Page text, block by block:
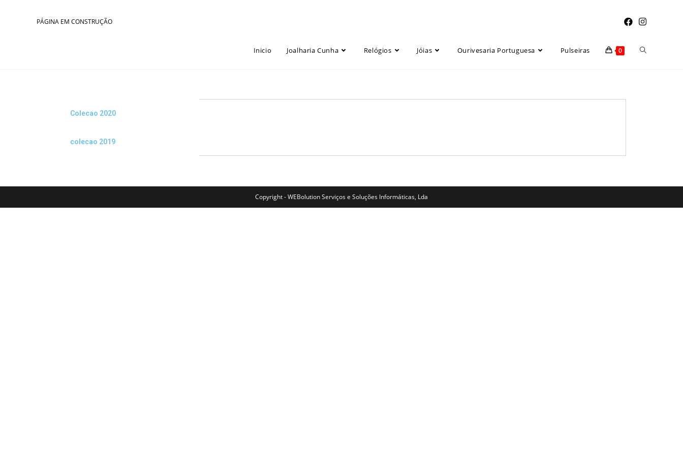
PÁGINA EM CONSTRUÇÃO
Inicio Joalharia Cunha Relógios Jóias Ourivesaria Portuguesa Pulseiras 0
Colecao 2020
colecao 2019
Copyright - WEBolution Serviços e Soluções Informáticas, Lda